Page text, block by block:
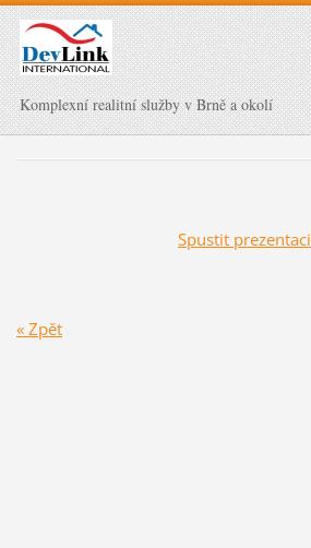
Komplexní realitní služby v Brně a okolí
Spustit prezentaci
« Zpět